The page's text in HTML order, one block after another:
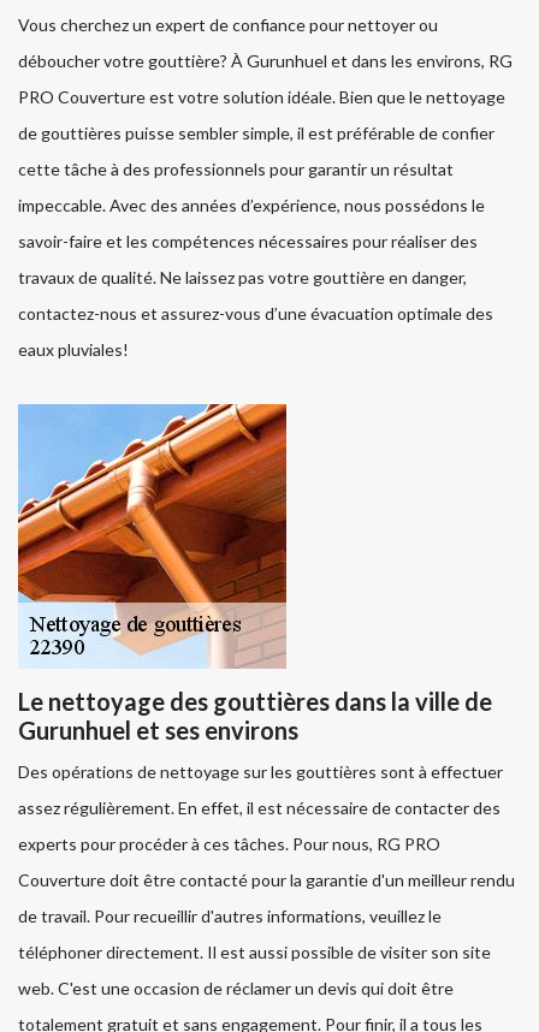
Vous cherchez un expert de confiance pour nettoyer ou
déboucher votre gouttière? À Gurunhuel et dans les environs, RG
PRO Couverture est votre solution idéale. Bien que le nettoyage
de gouttières puisse sembler simple, il est préférable de confier
cette tâche à des professionnels pour garantir un résultat
impeccable. Avec des années d’expérience, nous possédons le
savoir-faire et les compétences nécessaires pour réaliser des
travaux de qualité. Ne laissez pas votre gouttière en danger,
contactez-nous et assurez-vous d’une évacuation optimale des
eaux pluviales!
Le nettoyage des gouttières dans la ville de
Gurunhuel et ses environs
Des opérations de nettoyage sur les gouttières sont à effectuer
assez régulièrement. En effet, il est nécessaire de contacter des
experts pour procéder à ces tâches. Pour nous, RG PRO
Couverture doit être contacté pour la garantie d'un meilleur rendu
de travail. Pour recueillir d'autres informations, veuillez le
téléphoner directement. Il est aussi possible de visiter son site
web. C'est une occasion de réclamer un devis qui doit être
totalement gratuit et sans engagement. Pour finir, il a tous les